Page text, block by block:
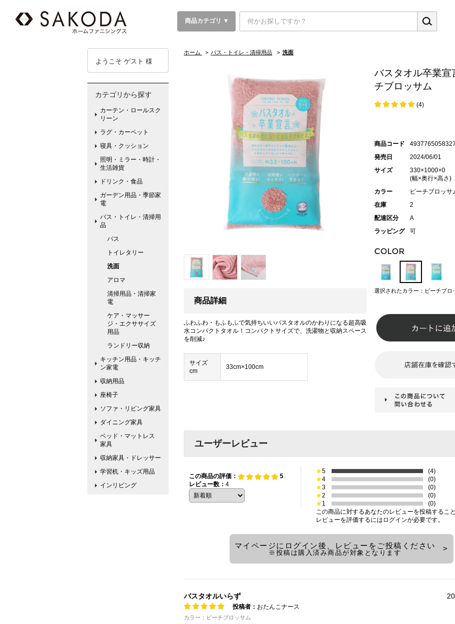
商品カテゴリ ▼
ホーム > バス・トイレ・清掃用品 > 洗面
商品詳細
ふわふわ・もふもふで気持ちいいバスタオルのかわりになる超高吸
水コンパクトタオル！コンパクトサイズで、洗濯物と収納スペース
を削減♪
サイズ
cm
33cm×100cm
バスタオル卒業
チブロッサム
(4)
商品コード
発売日
2024/06/01
サイズ
330×1000×0
(幅×奥行×高さ)
カラー
ピーチブロッサ
在庫
2
配達区分
A
ラッピング
可
選択されたカラー：ピーチブロ
ユーザーレビュー
この商品の評価：
5
レビュー数： 4
★5
(4)
★4
(0)
★3
(0)
★2
(0)
★1
(0)
この商品に対するあなたのレビューを投稿するこ
レビューを評価するには ログインが必要です。
マイページにログイン後、レビューをご投稿ください
※投稿は購入済み商品が対象となります
バスタオルいらず
投稿者： おたんこナース
カラー：ピーチブロッサム
ようこそ ゲスト 様
カテゴリから探す
カーテン・ロールスク
リーン
ラグ・カーペット
寝具・クッション
照明・ミラー・時計・
生活雑貨
ドリンク・食品
ガーデン用品・季節家
電
バス・トイレ・清掃用
品
バス
トイレタリー
洗面
アロマ
清掃用品・清掃家
電
ケア・マッサー
ジ・エクササイズ
用品
ランドリー収納
キッチン用品・キッチ
ン家電
収納用品
座椅子
ソファ・リビング家具
ダイニング家具
ベッド・マットレス
家具
収納家具・ドレッサー
学習机・キッズ用品
インリビング